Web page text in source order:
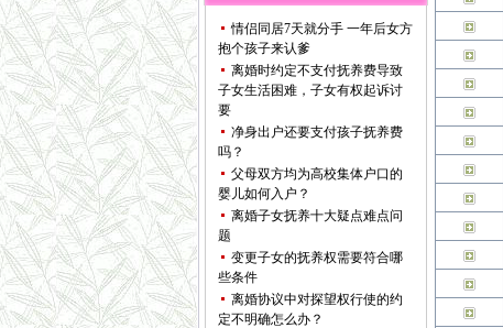
情侣同居7天就分手 一年后女方
抱个孩子来认爹
离婚时约定不支付抚养费导致
子女生活困难，子女有权起诉讨
要
净身出户还要支付孩子抚养费
吗？
父母双方均为高校集体户口的
婴儿如何入户？
离婚子女抚养十大疑点难点问
题
变更子女的抚养权需要符合哪
些条件
离婚协议中对探望权行使的约
定不明确怎么办？